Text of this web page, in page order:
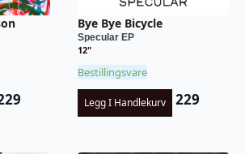
Bye Bye Bicycle
Specular EP
12"
Bestillingsvare
Legg I Handlekurv 229